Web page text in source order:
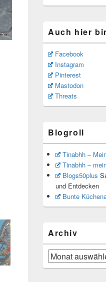
Auch hier
Facebook
Instagram
Pinterest
Mastodon
Threats
Blogroll
Tinabhh –
Tinabhh –
Blogs50plus
und Entdecken
Bunte
Archiv
Archiv